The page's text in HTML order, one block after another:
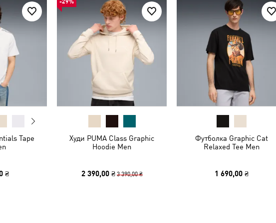
Tape
₴
-29%
Худи PUMA Class Graphic
Hoodie Men
2 390,00 ₴ 3 390,00 ₴
Футболка Graphic Cat
Relaxed Tee Men
1 690,00 ₴